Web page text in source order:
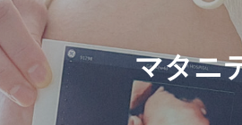
マタニ